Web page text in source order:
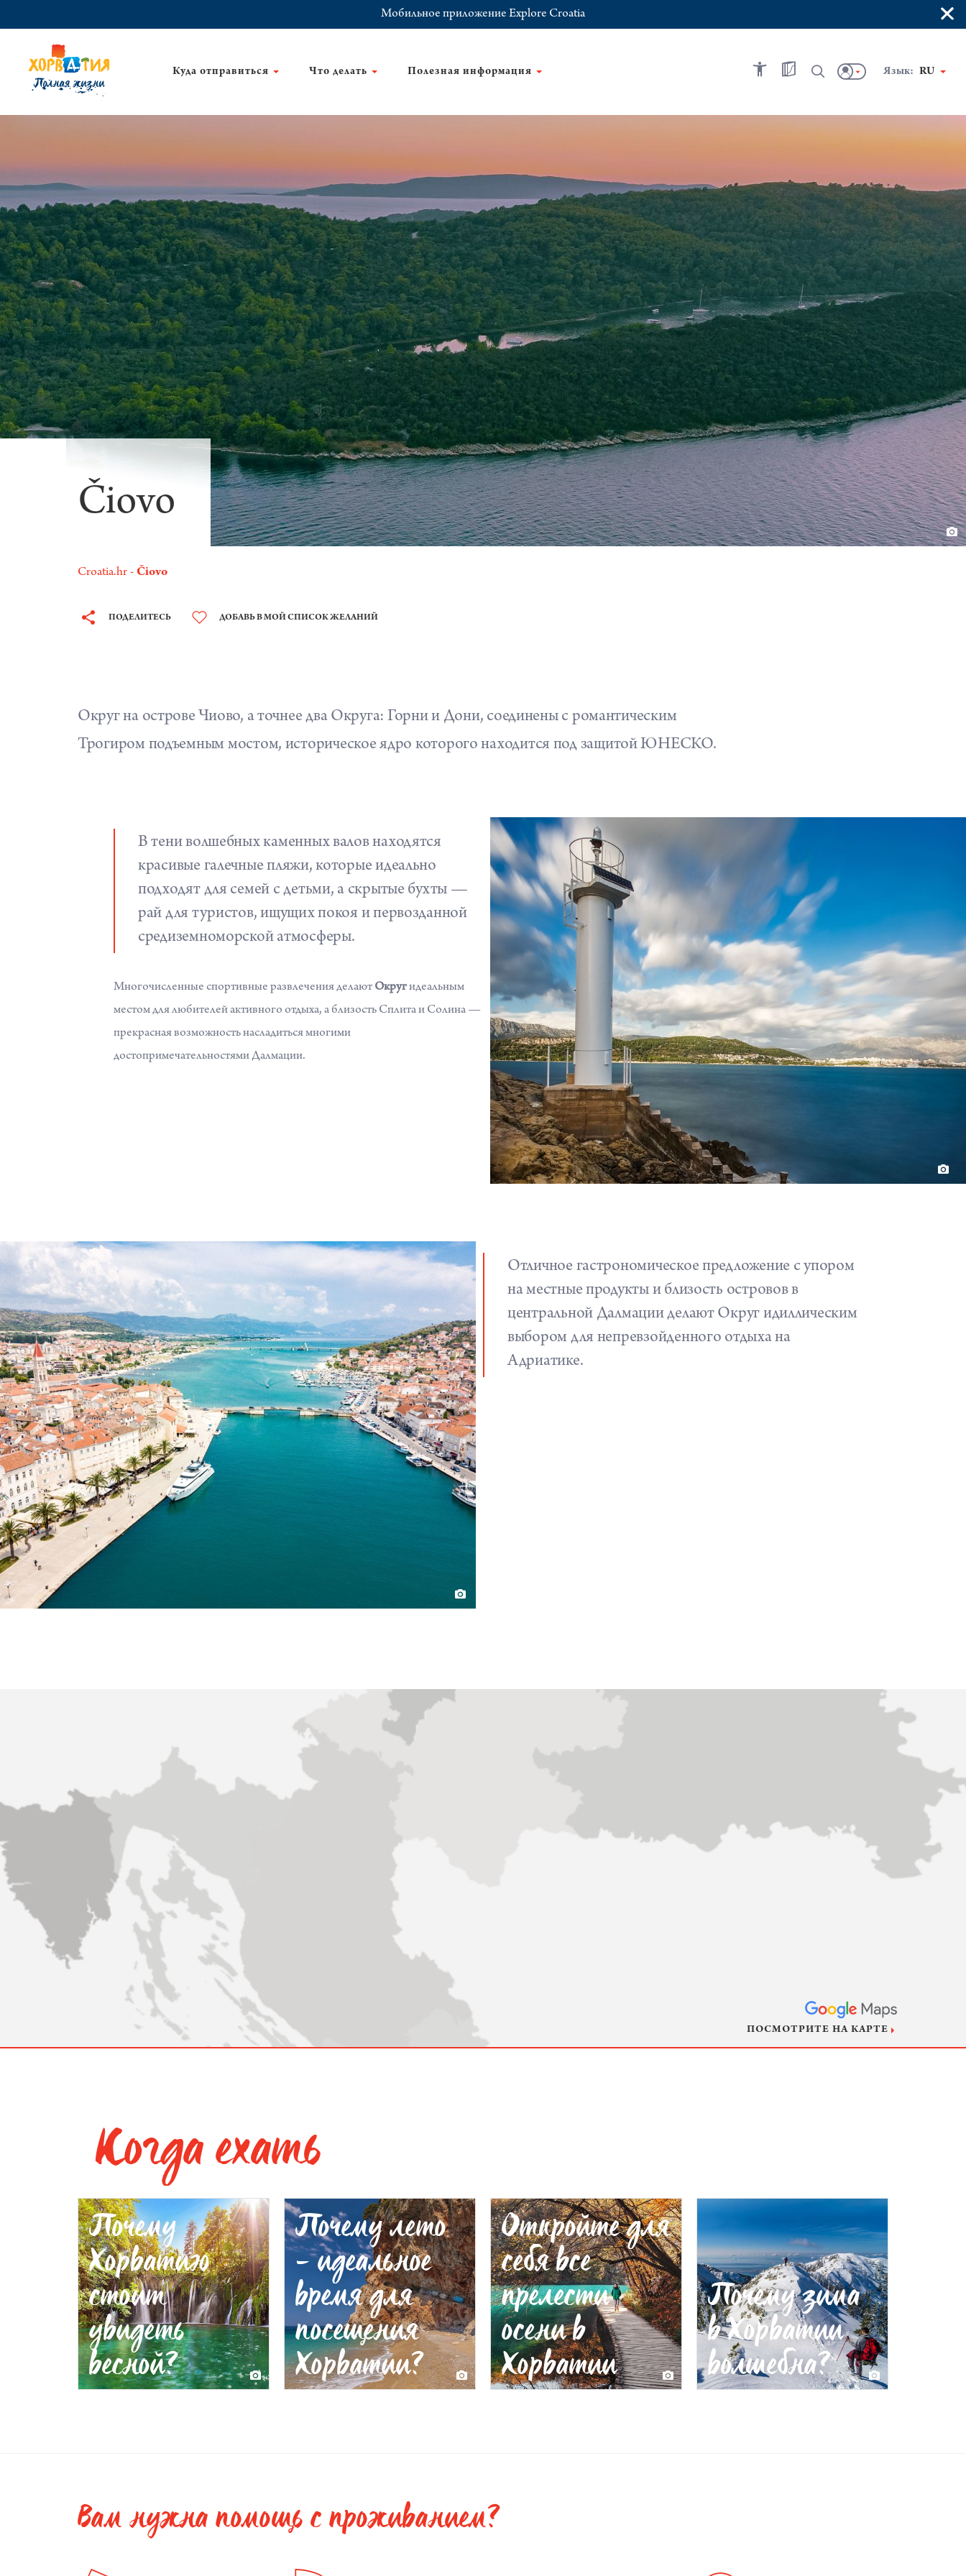
Мобильное приложение Explore Croatia ×
Куда отправиться Что делать Полезная информация Язык: RU
Čiovo
Croatia.hr Čiovo
ПОДЕЛИТЕСЬ ДОБАВЬ В МОЙ СПИСОК ЖЕЛАНИЙ
Округ на острове Чиово, а точнее два Округа: Горни и Дони, соединены с романтическим
Трогиром подъемным мостом, историческое ядро которого находится под защитой ЮНЕСКО.
В тени волшебных каменных валов находятся
красивые галечные пляжи, которые идеально
подходят для семей с детьми, а скрытые бухты —
рай для туристов, ищущих покоя и первозданной
средиземноморской атмосферы.
Многочисленные спортивные развлечения делают Округидеальным
местом для любителей активного отдыха, а близость Сплита и Солина —
прекрасная возможность насладиться многими
достопримечательностями Далмации.
Отличное гастрономическое предложение с упором
на местные продукты и близость островов в
центральной Далмации делают Округ идиллическим
выбором для непревзойденного отдыха на
Адриатике.
ПОСМОТРИТЕ НА КАРТЕ
Когда ехать
Почему
Хорватию
стоит
увидеть
весной?
Почему лето
- идеальное
время для
посещения
Хорватии?
Откройте для
себя все
прелести
осени в
Хорватии
Почему зима
в Хорватии
волшебна?
Вам нужна помощь с проживанием?